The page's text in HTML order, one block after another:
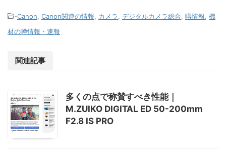
-Canon Canon関連の情報 カメラ デジタルカメラ総合 噂情報 機
材の噂情報・速報
関連記事
多くの点で称賛すべき性能｜
M.ZUIKO DIGITAL ED 50-200mm
F2.8 IS PRO